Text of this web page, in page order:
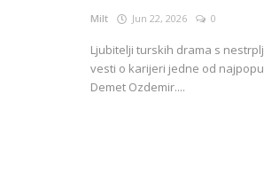
Milt Jun 22, 2026 0
Ljubitelji turskih drama s
vesti o karijeri jedne od
Demet Ozdemir....